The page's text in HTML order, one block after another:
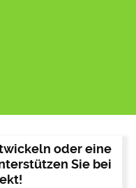
oder eine
Sie bei